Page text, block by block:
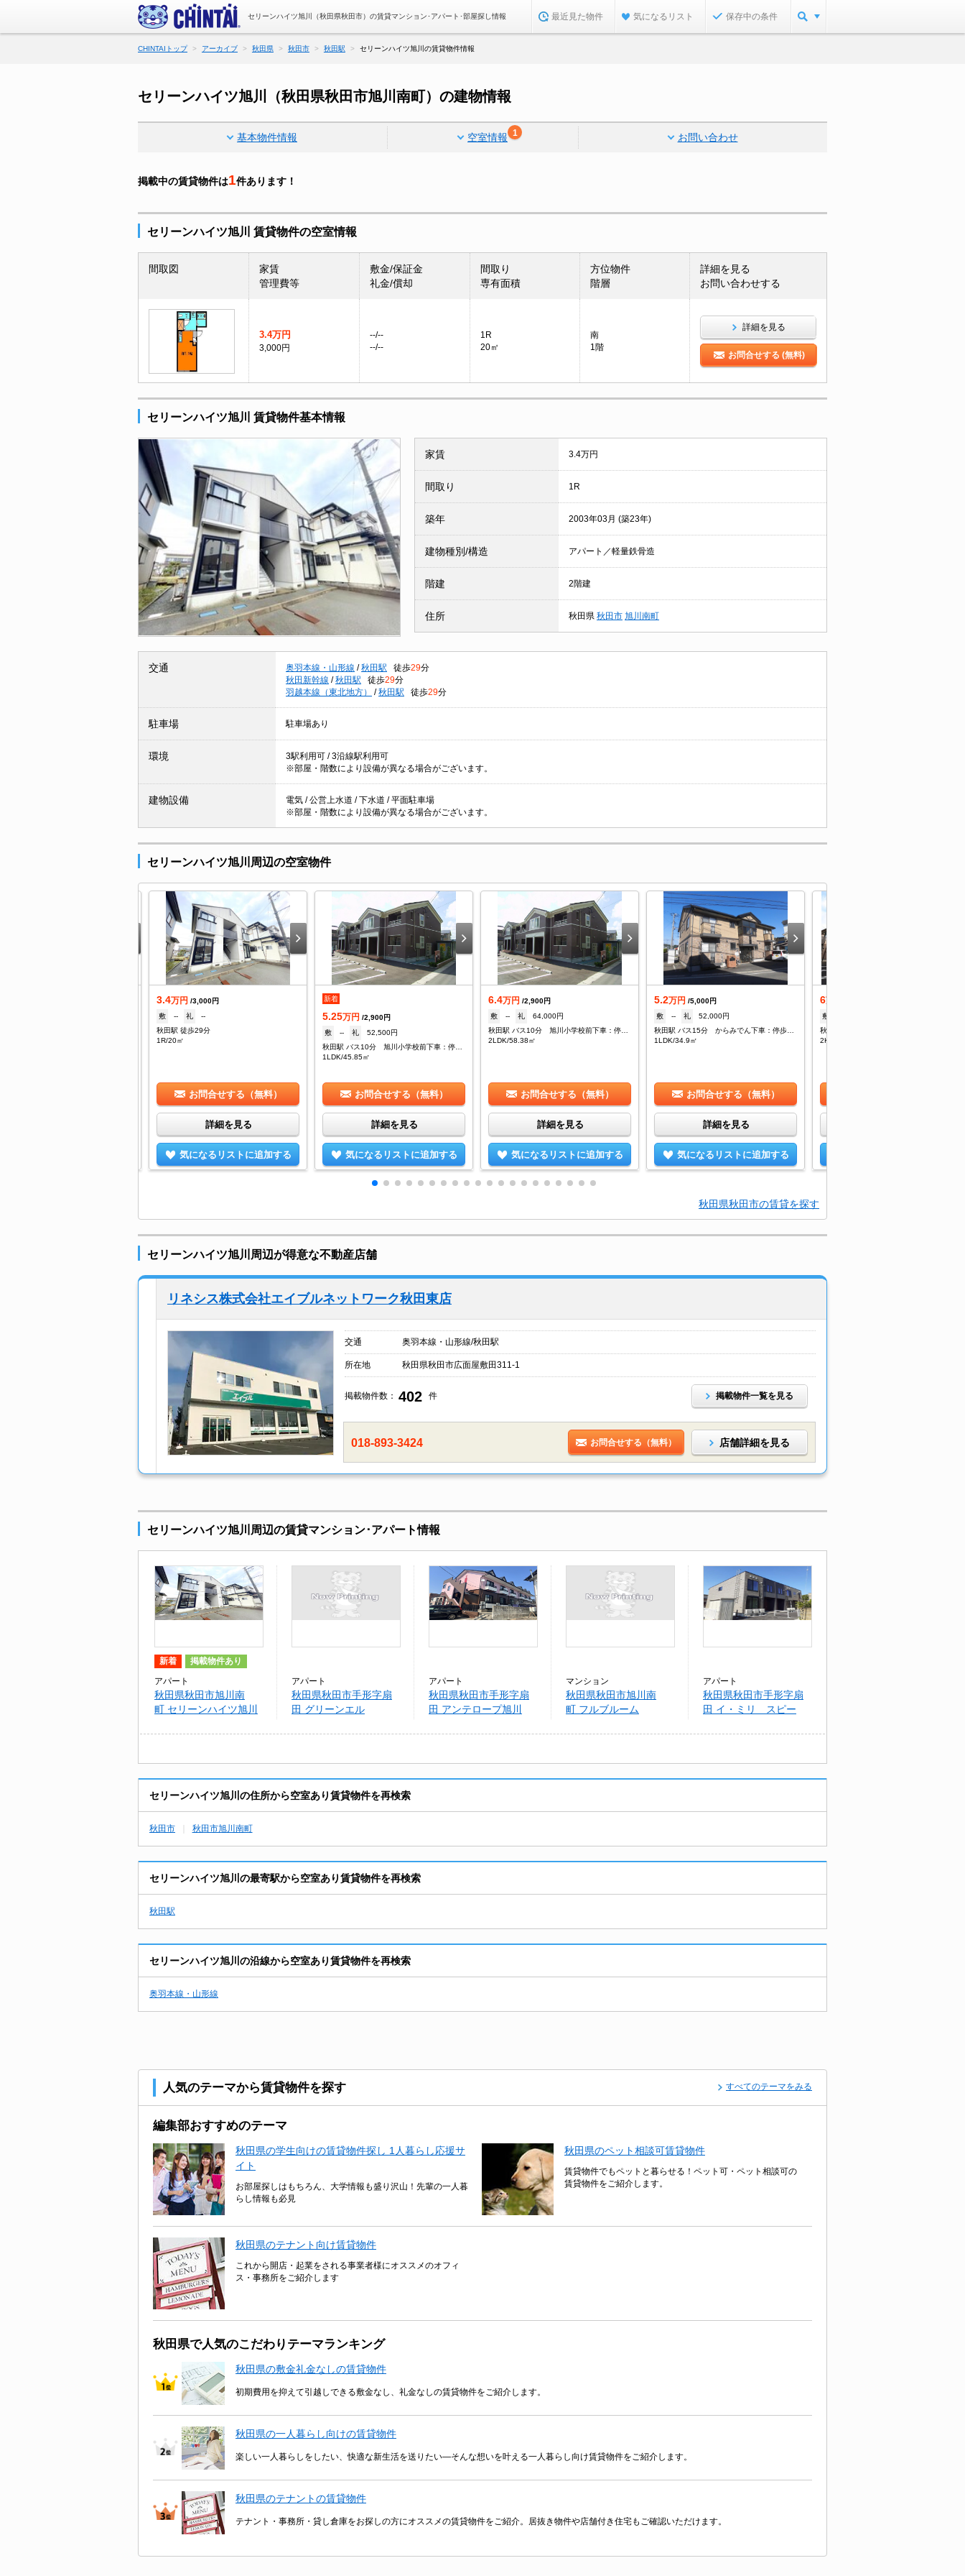
セリーンハイツ旭川（秋田県秋田市）の賃貸マンション･アパート･部屋探し情報 最近見た物件 気になるリスト 保存中の条件
CHINTAIトップ アーカイブ 秋田県 秋田市 秋田駅 セリーンハイツ旭川の賃貸物件情報
セリーンハイツ旭川（秋田県秋田市旭川南町）の建物情報
基本物件情報 空室情報 1 お問い合わせ
掲載中の賃貸物件は1件あります！
セリーンハイツ旭川 賃貸物件の空室情報
間取図
家賃
管理費等
敷金/保証金
礼金/償却
間取り
専有面積
方位物件
階層
詳細を見る
お問い合わせする
3.4万円
3,000円
--/--
--/--
1R
20㎡
南
1階
詳細を見る
お問合せする (無料)
セリーンハイツ旭川 賃貸物件基本情報
家賃 3.4万円
間取り 1R
築年 2003年03月 (築23年)
建物種別/構造 アパート／軽量鉄骨造
階建 2階建
住所 秋田県 秋田市 旭川南町
交通 奥羽本線・山形線 / 秋田駅 徒歩29分
秋田新幹線 / 秋田駅 徒歩29分
羽越本線（東北地方）
/ 秋田駅 徒歩29分
駐車場 駐車場あり
環境
3駅利用可 / 3沿線駅利用可
※部屋・階数により設備が異なる場合がございます。
建物設備
電気 / 公営上水道 / 下水道 / 平面駐車場
※部屋・階数により設備が異なる場合がございます。
セリーンハイツ旭川周辺の空室物件
3.4万円 /3,000円
敷
-- 礼
--
秋田駅 徒歩29分
1R/20㎡
お問合せする（無料）
詳細を見る
気になるリストに追加する
新着
5.25万円 /2,900円
敷
-- 礼
52,500円
秋田駅 バス10分 旭川小学校前下車：停歩4分
1LDK/45.85㎡
お問合せする（無料）
詳細を見る
気になるリストに追加する
6.4万円 /2,900円
敷
-- 礼
64,000円
秋田駅 バス10分 旭川小学校前下車：停歩4分
2LDK/58.38㎡
お問合せする（無料）
詳細を見る
気になるリストに追加する
5.2万円 /5,000円
敷
-- 礼
52,000円
秋田駅 バス15分 からみでん下車：停歩1分
1LDK/34.9㎡
お問合せする（無料）
詳細を見る
気になるリストに追加する
6
敷
秋田駅 バス15分 泉東町下車：停歩2分
2K/29.84㎡
秋田県秋田市の賃貸を探す
セリーンハイツ旭川周辺が得意な不動産店舗
リネシス株式会社エイブルネットワーク秋田東店
交通 奥羽本線・山形線/秋田駅
所在地 秋田県秋田市広面屋敷田311-1
掲載物件数： 402 件 掲載物件一覧を見る
018-893-3424 お問合せする（無料） 店舗詳細を見る
セリーンハイツ旭川周辺の賃貸マンション･アパート情報
新着 掲載物件あり
アパート
秋田県秋田市旭川南
町 セリーンハイツ旭川
アパート
秋田県秋田市手形字扇
田 グリーンエル
アパート
秋田県秋田市手形字扇
田 アンテロープ旭川
マンション
秋田県秋田市旭川南
町 フルブルーム
アパート
秋田県秋田市手形字扇
田 イ・ミリ スピー
セリーンハイツ旭川の住所から空室あり賃貸物件を再検索
秋田市 秋田市旭川南町
セリーンハイツ旭川の最寄駅から空室あり賃貸物件を再検索
秋田駅
セリーンハイツ旭川の沿線から空室あり賃貸物件を再検索
奥羽本線・山形線
人気のテーマから賃貸物件を探す すべてのテーマをみる
編集部おすすめのテーマ
秋田県の学生向けの賃貸物件探し 1人暮らし応援サ
イト
お部屋探しはもちろん、大学情報も盛り沢山！先輩の一人暮
らし情報も必見
秋田県のペット相談可賃貸物件
賃貸物件でもペットと暮らせる！ペット可・ペット相談可の
賃貸物件をご紹介します。
秋田県のテナント向け賃貸物件
これから開店・起業をされる事業者様にオススメのオフィ
ス・事務所をご紹介します
秋田県で人気のこだわりテーマランキング
秋田県の敷金礼金なしの賃貸物件
初期費用を抑えて引越しできる敷金なし、礼金なしの賃貸物件をご紹介します。
秋田県の一人暮らし向けの賃貸物件
楽しい一人暮らしをしたい、快適な新生活を送りたい―そんな想いを叶える一人暮らし向け賃貸物件をご紹介します。
秋田県のテナントの賃貸物件
テナント・事務所・貸し倉庫をお探しの方にオススメの賃貸物件をご紹介。居抜き物件や店舗付き住宅もご確認いただけます。